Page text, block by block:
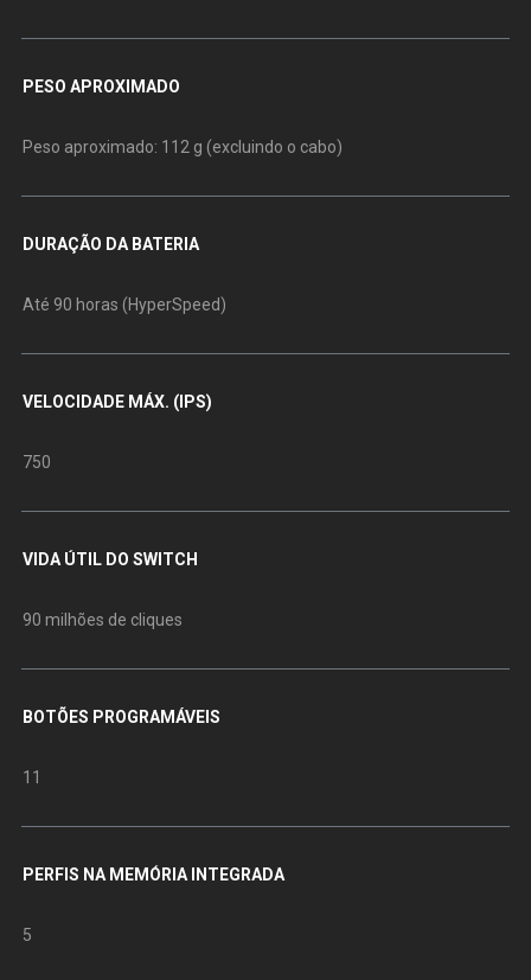
PESO APROXIMADO
Peso aproximado: 112 g (excluindo o cabo)
DURAÇÃO DA BATERIA
Até 90 horas (HyperSpeed)
VELOCIDADE MÁX. (IPS)
750
VIDA ÚTIL DO SWITCH
90 milhões de cliques
BOTÕES PROGRAMÁVEIS
11
PERFIS NA MEMÓRIA INTEGRADA
5